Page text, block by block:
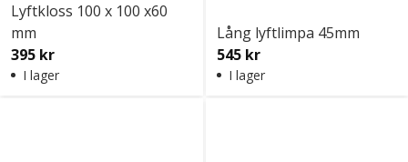
Lyftkloss 100 x 100 x60
mm
395 kr
I lager
Lång lyftlimpa 45mm
545 kr
I lager